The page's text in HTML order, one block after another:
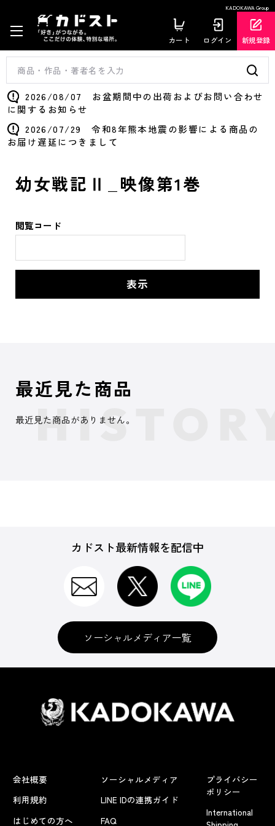
KADOKAWA Group
カート ログイン 新規登録
2026/08/07 お盆期間中の出荷およびお問い合わせ
に関するお知らせ
2026/07/29 令和8年熊本地震の影響による商品の
お届け遅延につきまして
幼女戦記Ⅱ_映像第1巻
閲覧コード
最近見た商品
最近見た商品がありません。
カドスト最新情報を配信中
ソーシャルメディア一覧
会社概要
利用規約
はじめての方へ
ソーシャルメディア
LINE IDの連携ガイド
FAQ
プライバシー
ポリシー
International